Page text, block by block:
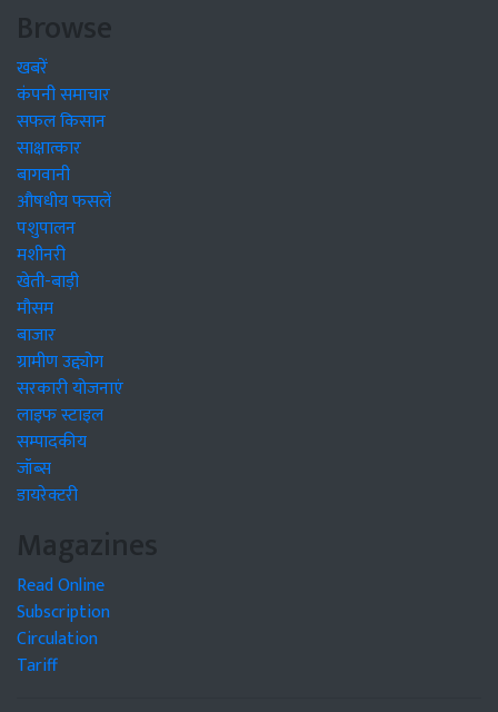
Browse
खबरें
कंपनी समाचार
सफल किसान
साक्षात्कार
बागवानी
औषधीय फसलें
पशुपालन
मशीनरी
खेती-बाड़ी
मौसम
बाजार
ग्रामीण उद्द्योग
सरकारी योजनाएं
लाइफ स्टाइल
सम्पादकीय
जॉब्स
डायरेक्टरी
Magazines
Read Online
Subscription
Circulation
Tariff